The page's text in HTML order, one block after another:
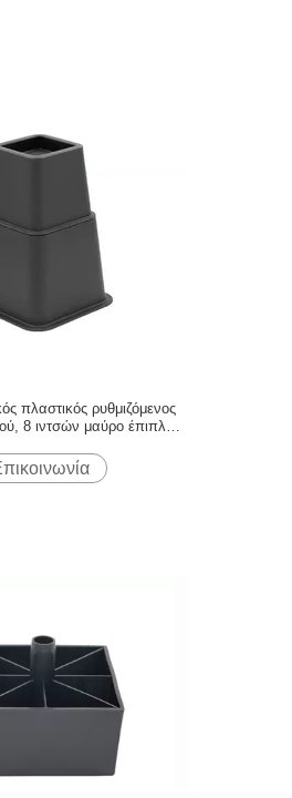
πλαστικός ρυθμιζόμενος
8 ιντσών μαύρο έπιπλα